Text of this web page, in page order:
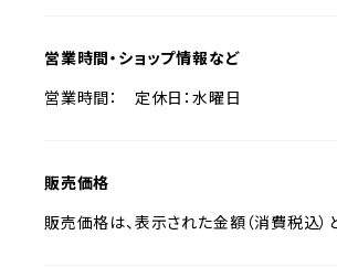
営業時間・ショップ情報など
営業時間： 定休日：水曜日
販売価格
販売価格は、表示された金額（消費税込）